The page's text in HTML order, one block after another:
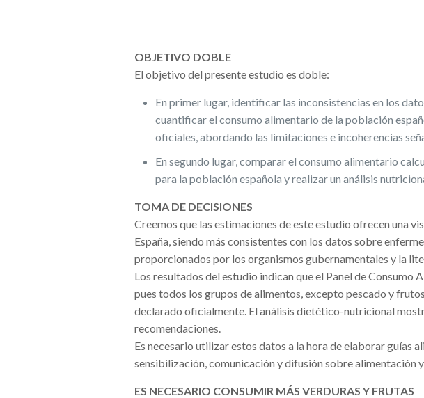
OBJETIVO DOBLE
El objetivo del presente estudio es doble:
En primer lugar, identificar las inconsistencias en los
cuantificar el consumo alimentario de la población
oficiales, abordando las limitaciones e incoherencias
En segundo lugar, comparar el consumo alimentario
para la población española y realizar un análisis
TOMA DE DECISIONES
Creemos que las estimaciones de este estudio ofrecen una
España, siendo más consistentes con los datos sobre
proporcionados por los organismos gubernamentales y la
Los resultados del estudio indican que el Panel de
pues todos los grupos de alimentos, excepto pescado y
declarado oficialmente. El análisis dietético-nutricional
recomendaciones.
Es necesario utilizar estos datos a la hora de elaborar guías
sensibilización, comunicación y difusión sobre alimentación
ES NECESARIO CONSUMIR MÁS VERDURAS Y FRUTAS